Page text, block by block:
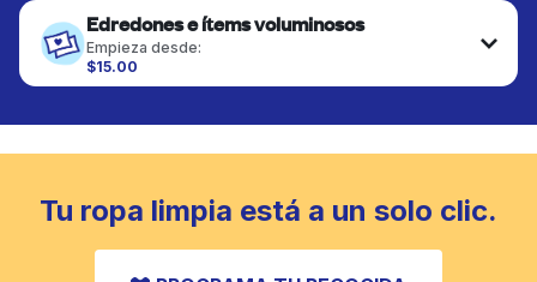
terminan de forma profesional. Adecuado para
trajes, vestidos, abrigos y telas que requieren
cuidado especial para mantener su forma, color y
textura.
Edredones e ítems voluminosos
Empieza desde:
$15.00
Los artículos grandes como edredones, mantas y
completamente. Diseñado para refrescar piezas
más pesadas que no caben en una lavadora
CONSULTAR PRECIOS
Tu ropa limpia está a un solo clic.